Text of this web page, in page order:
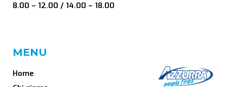
8.00 – 12.00 / 14.00 – 18.00
MENU
Home